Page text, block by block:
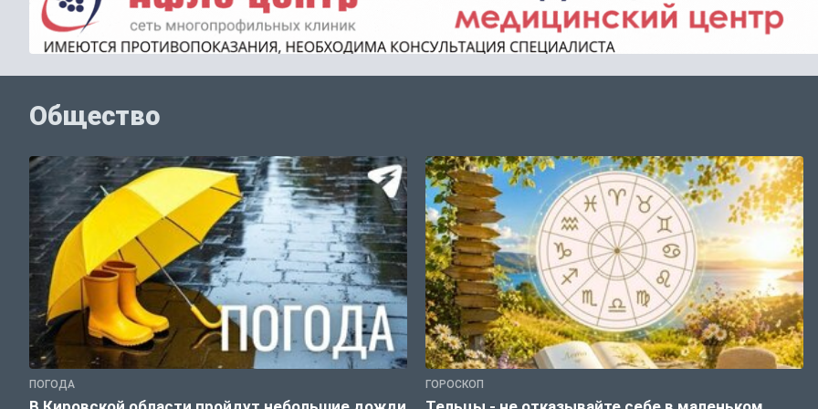
Общество
ПОГОДА ГОРОСКОП